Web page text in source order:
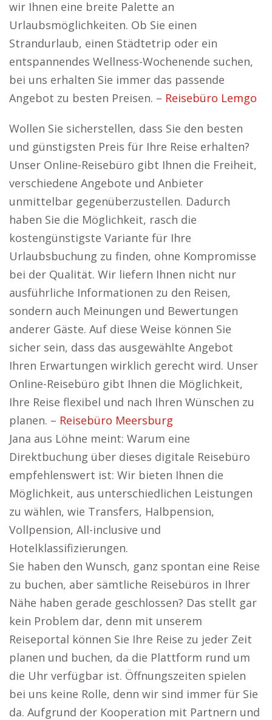
wir Ihnen eine breite Palette an
Urlaubsmöglichkeiten. Ob Sie einen
Strandurlaub, einen Städtetrip oder ein
entspannendes Wellness-Wochenende suchen,
bei uns erhalten Sie immer das passende
Angebot zu besten Preisen. – Reisebüro Lemgo
Wollen Sie sicherstellen, dass Sie den besten
und günstigsten Preis für Ihre Reise erhalten?
Unser Online-Reisebüro gibt Ihnen die Freiheit,
verschiedene Angebote und Anbieter
unmittelbar gegenüberzustellen. Dadurch
haben Sie die Möglichkeit, rasch die
kostengünstigste Variante für Ihre
Urlaubsbuchung zu finden, ohne Kompromisse
bei der Qualität. Wir liefern Ihnen nicht nur
ausführliche Informationen zu den Reisen,
sondern auch Meinungen und Bewertungen
anderer Gäste. Auf diese Weise können Sie
sicher sein, dass das ausgewählte Angebot
Ihren Erwartungen wirklich gerecht wird. Unser
Online-Reisebüro gibt Ihnen die Möglichkeit,
Ihre Reise flexibel und nach Ihren Wünschen zu
planen. – Reisebüro Meersburg
Jana aus Löhne meint: Warum eine
Direktbuchung über dieses digitale Reisebüro
empfehlenswert ist: Wir bieten Ihnen die
Möglichkeit, aus unterschiedlichen Leistungen
zu wählen, wie Transfers, Halbpension,
Vollpension, All-inclusive und
Hotelklassifizierungen.
Sie haben den Wunsch, ganz spontan eine Reise
zu buchen, aber sämtliche Reisebüros in Ihrer
Nähe haben gerade geschlossen? Das stellt gar
kein Problem dar, denn mit unserem
Reiseportal können Sie Ihre Reise zu jeder Zeit
planen und buchen, da die Plattform rund um
die Uhr verfügbar ist. Öffnungszeiten spielen
bei uns keine Rolle, denn wir sind immer für Sie
da. Aufgrund der Kooperation mit Partnern und